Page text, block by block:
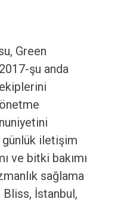
Green
şu anda
iletişim
ve bitki bakımı
sağlama
Bliss, İstanbul,